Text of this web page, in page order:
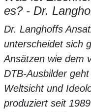
es? - Dr.
Dr. Langhoffs
unterscheidet sich
Ansätzen wie dem
DTB-Ausbilder
Weltsicht und
produziert seit